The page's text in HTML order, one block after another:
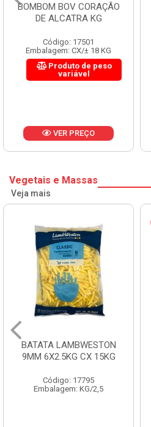
BOMBOM BOV CORAÇÃO
DE ALCATRA KG
Código: 17501
Embalagem: CX/± 18 KG
Produto de peso
variável
VER PREÇO
Vegetais e Massas
Veja mais
BATATA LAMBWESTON
9MM 6X2.5KG CX 15KG
Código: 17795
Embalagem: KG/2,5